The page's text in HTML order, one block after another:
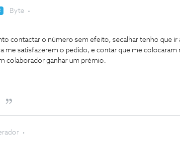
Byte
contactar o número sem efeito, secalhar tenho que
me satisfazerem o pedido, e contar que me colocaram
colaborador ganhar um prémio.